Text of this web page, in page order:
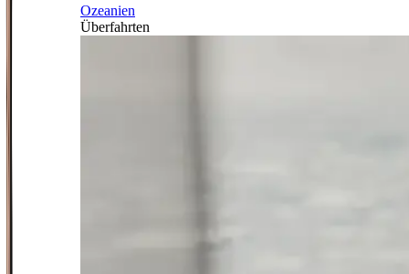
Ozeanien
Überfahrten